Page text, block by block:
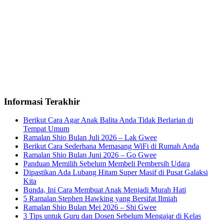
Informasi Terakhir
Berikut Cara Agar Anak Balita Anda Tidak Berlarian di
Tempat Umum
Ramalan Shio Bulan Juli 2026 – Lak Gwee
Berikut Cara Sederhana Memasang WiFi di Rumah Anda
Ramalan Shio Bulan Juni 2026 – Go Gwee
Panduan Memilih Sebelum Membeli Pembersih Udara
Dipastikan Ada Lubang Hitam Super Masif di Pusat Galaksi
Kita
Bunda, Ini Cara Membuat Anak Menjadi Murah Hati
5 Ramalan Stephen Hawking yang Bersifat Ilmiah
Ramalan Shio Bulan Mei 2026 – Shi Gwee
3 Tips untuk Guru dan Dosen Sebelum Mengajar di Kelas